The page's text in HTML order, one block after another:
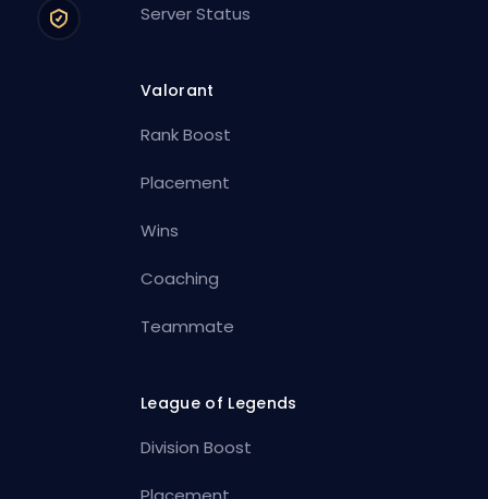
Server Status
Valorant
Rank Boost
Placement
Wins
Coaching
Teammate
League of Legends
Division Boost